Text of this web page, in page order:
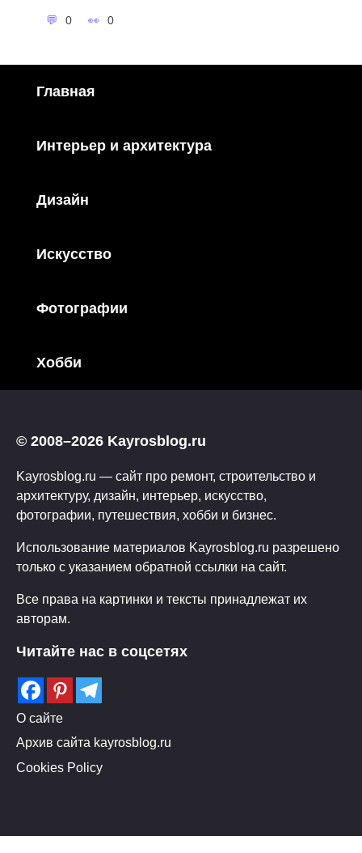
0 0
Главная
Интерьер и архитектура
Дизайн
Искусство
Фотографии
Хобби
© 2008–2026 Kayrosblog.ru
Kayrosblog.ru — сайт про ремонт, строительство и
архитектуру, дизайн, интерьер, искусство,
фотографии, путешествия, хобби и бизнес.
Использование материалов Kayrosblog.ru разрешено
только с указанием обратной ссылки на сайт.
Все права на картинки и тексты принадлежат их
авторам.
Читайте нас в соцсетях
О сайте
Архив сайта kayrosblog.ru
Cookies Policy